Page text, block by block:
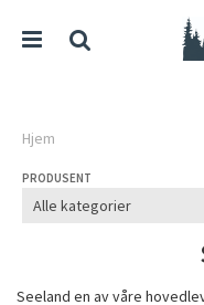
Hjem
PRODUSENT
Seeland en av våre